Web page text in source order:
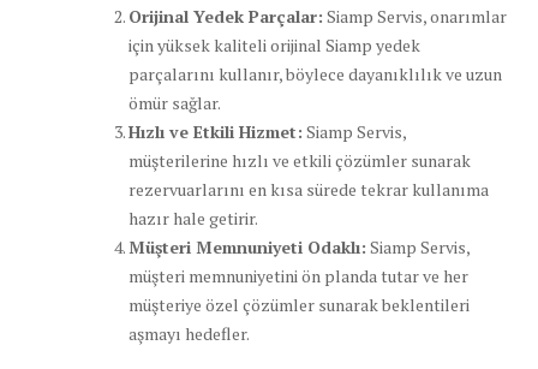
Orijinal Yedek Parçalar: Siamp Servis, onarımlar
için yüksek kaliteli orijinal Siamp yedek
parçalarını kullanır, böylece dayanıklılık ve uzun
ömür sağlar.
Hızlı ve Etkili Hizmet: Siamp Servis,
müşterilerine hızlı ve etkili çözümler sunarak
rezervuarlarını en kısa sürede tekrar kullanıma
hazır hale getirir.
Müşteri Memnuniyeti Odaklı: Siamp Servis,
müşteri memnuniyetini ön planda tutar ve her
müşteriye özel çözümler sunarak beklentileri
aşmayı hedefler.